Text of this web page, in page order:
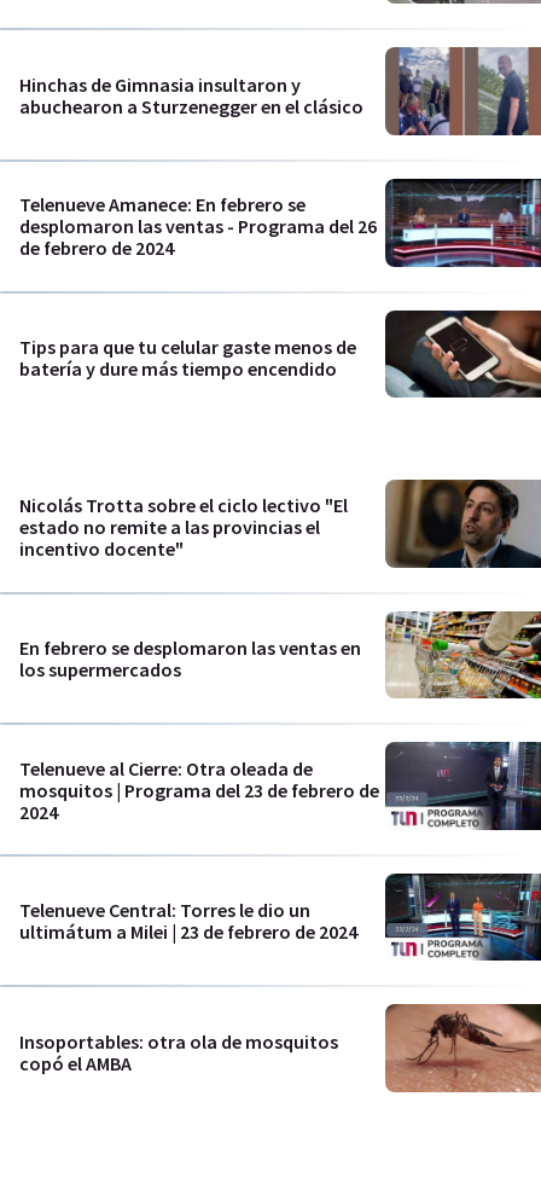
Hinchas de Gimnasia insultaron y
abuchearon a Sturzenegger en el clásico
Telenueve Amanece: En febrero se
desplomaron las ventas - Programa del 26
de febrero de 2024
Tips para que tu celular gaste menos de
batería y dure más tiempo encendido
Nicolás Trotta sobre el ciclo lectivo "El
estado no remite a las provincias el
incentivo docente"
En febrero se desplomaron las ventas en
los supermercados
Telenueve al Cierre: Otra oleada de
mosquitos | Programa del 23 de febrero de
2024
Telenueve Central: Torres le dio un
ultimátum a Milei | 23 de febrero de 2024
Insoportables: otra ola de mosquitos
copó el AMBA